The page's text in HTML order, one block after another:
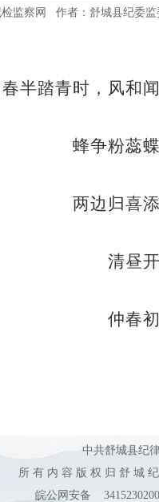
检监察网 作者：舒城县纪委
半踏青时，风和
蜂争粉蕊
两边归喜
清昼
仲春
中共舒城县纪
所 有 内 容 版 权 归 舒 城
皖公网安备